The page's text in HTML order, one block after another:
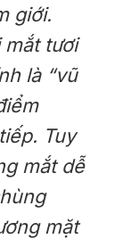
giới.
tươi
là “vũ
Tuy
mắt dễ
mặt